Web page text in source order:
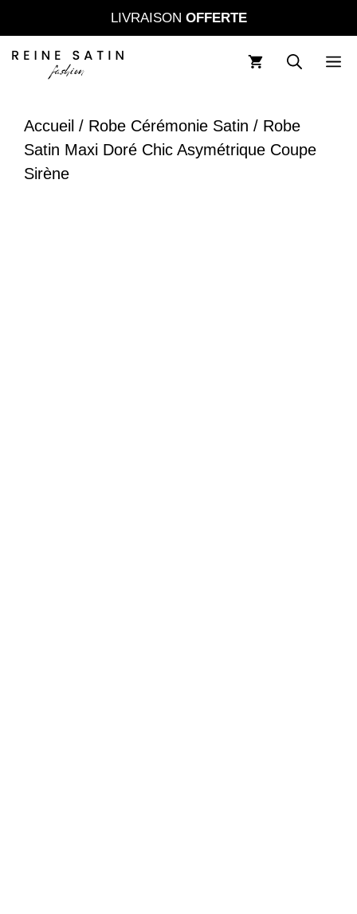
au
contenu
LIVRAISON OFFERTE
Accueil / Robe Cérémonie Satin / Robe
Satin Maxi Doré Chic Asymétrique Coupe
Sirène